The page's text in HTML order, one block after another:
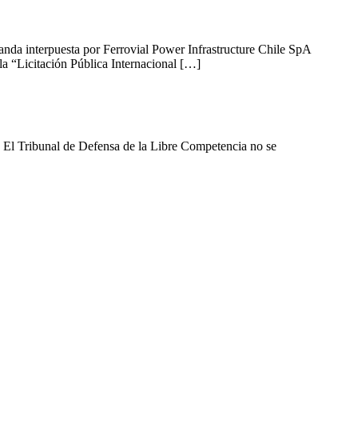
interpuesta por Ferrovial Power Infrastructure Chile SpA
la “Licitación Pública Internacional […]
Tribunal de Defensa de la Libre Competencia no se